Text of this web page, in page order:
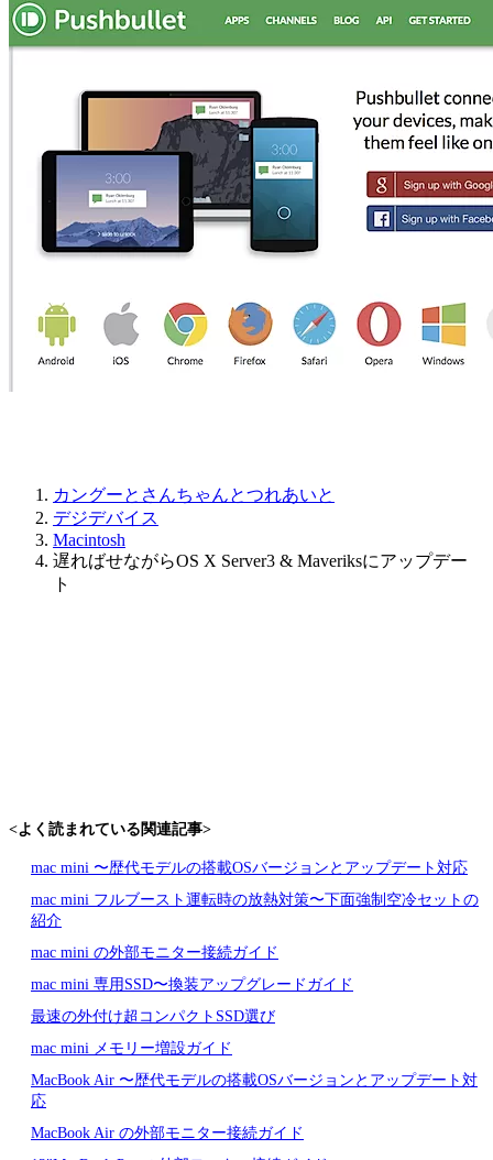
カングーとさんちゃんとつれあいと
デジデバイス
Macintosh
遅ればせながらOS X Server3 & Maveriksにアップデー
ト
<よく読まれている関連記事>
mac mini 〜歴代モデルの搭載OSバージョンとアップデート対応
mac mini フルブースト運転時の放熱対策〜下面強制空冷セットの
紹介
mac mini の外部モニター接続ガイド
mac mini 専用SSD〜換装アップグレードガイド
最速の外付け超コンパクトSSD選び
mac mini メモリー増設ガイド
MacBook Air 〜歴代モデルの搭載OSバージョンとアップデート対
応
MacBook Air の外部モニター接続ガイド